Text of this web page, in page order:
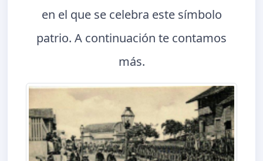
en el que se celebra este símbolo
patrio. A continuación te contamos
más.